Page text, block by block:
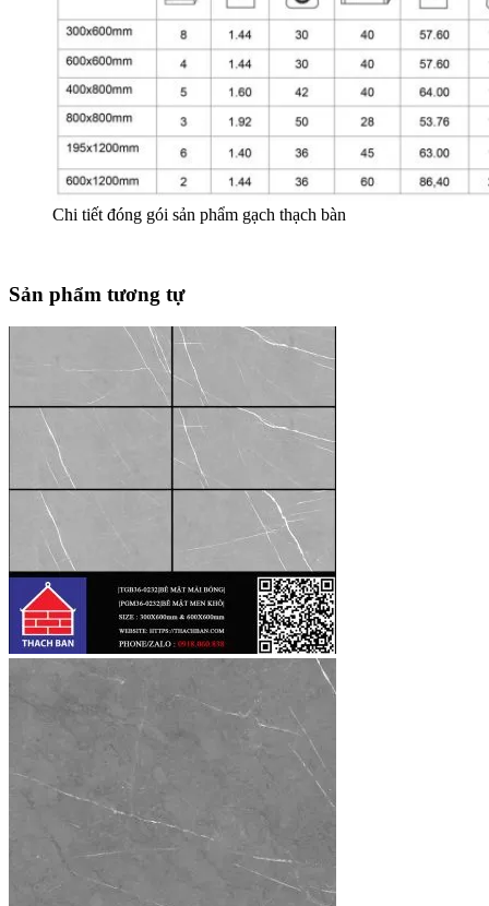
Chi tiết đóng gói sản phẩm gạch thạch bàn
Sản phẩm tương tự